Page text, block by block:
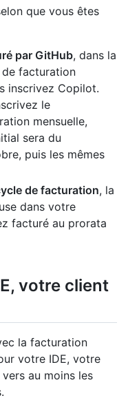
que vous êtes
par GitHub, dans la
facturation
inscrivez Copilot.
le
mensuelle,
sera du
puis les mêmes
de facturation, la
dans votre
facturé au prorata
votre client
la facturation
votre IDE, votre
au moins les